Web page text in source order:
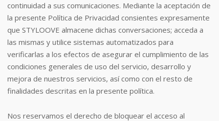
continuidad a sus comunicaciones. Mediante la aceptación de
la presente Política de Privacidad consientes expresamente
que STYLOOVE almacene dichas conversaciones; acceda a
las mismas y utilice sistemas automatizados para
verificarlas a los efectos de asegurar el cumplimiento de las
condiciones generales de uso del servicio, desarrollo y
mejora de nuestros servicios, así como con el resto de
finalidades descritas en la presente política.
Nos reservamos el derecho de bloquear el acceso al